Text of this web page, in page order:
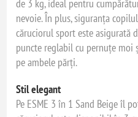
de 3 kg, ideal pentru
nevoie. În plus, siguranța
căruciorul sport este asigurată
puncte reglabil cu pernuțe moi
pe ambele părți.
Stil elegant
Pe ESME 3 în 1 Sand Beige îl